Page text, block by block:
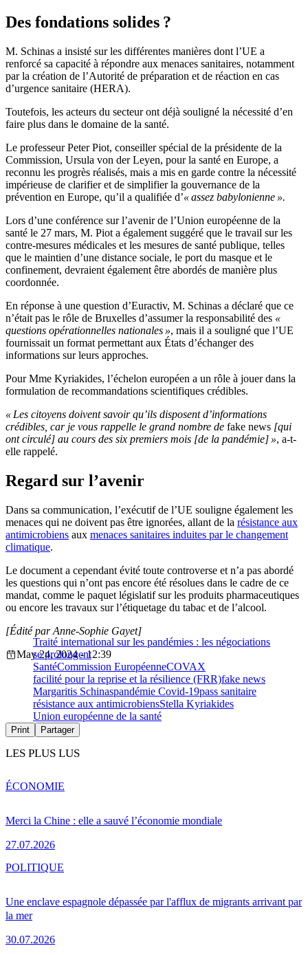
Des fondations solides ?
M. Schinas a insisté sur les différentes manières dont l’UE a
renforcé sa capacité à répondre aux menaces sanitaires, notamment
par la création de l’Autorité de préparation et de réaction en cas
d’urgence sanitaire (HERA).
Toutefois, les acteurs du secteur ont déjà souligné la nécessité d’en
faire plus dans le domaine de la santé.
Le professeur Peter Piot, conseiller spécial de la présidente de la
Commission, Ursula von der Leyen, pour la santé en Europe, a
reconnu les progrès réalisés, mais a mis en garde contre la nécessité
impérieuse de clarifier et de simplifier la gouvernance de la
prévention en Europe, qu’il a qualifiée d’« assez babylonienne ».
Lors d’une conférence sur l’avenir de l’Union européenne de la
santé le 27 mars, M. Piot a également suggéré que le travail sur les
contre-mesures médicales et les mesures de santé publique, telles
que le maintien d’une distance sociale, le port du masque et le
confinement, devraient également être abordés de manière plus
coordonnée.
En réponse à une question d’Euractiv, M. Schinas a déclaré que ce
n’était pas le rôle de Bruxelles d’assumer la responsabilité des «
questions opérationnelles nationales », mais il a souligné que l’UE
fournissait un format permettant aux États d’échanger des
informations sur leurs approches.
Pour Mme Kyriakides, l’échelon européen a un rôle à jouer dans la
formulation de recommandations scientifiques crédibles.
« Les citoyens doivent savoir qu’ils disposent d’informations
crédibles, car je vous rappelle le grand nombre de fake news [qui
ont circulé] au cours des six premiers mois [de la pandémie] », a-t-
elle rappelé.
Regard sur l’avenir
Dans sa communication, l’exécutif de l’UE souligne également les
menaces qui ne doivent pas être ignorées, allant de la résistance aux
antimicrobiens aux menaces sanitaires induites par le changement
climatique.
Le document a cependant évité toute controverse et n’a pas abordé
les questions qui n’ont pas encore été résolues dans le cadre de ce
mandat, comme le paquet législatif sur les produits pharmaceutiques
ou encore les travaux sur l’étiquetage du tabac et de l’alcool.
Traité international sur les pandémies : les négociations
se prolongent
[Édité par Anne-Sophie Gayet]
May 24, 2024 - 12:39
SantéCommission EuropéenneCOVAX
facilité pour la reprise et la résilience (FRR)fake news
Margaritis Schinaspandémie Covid-19pass sanitaire
résistance aux antimicrobiensStella Kyriakides
Union européenne de la santé
Print Partager
LES PLUS LUS
Merci la Chine : elle a sauvé l’économie mondiale
27.07.2026
ÉCONOMIE
Une enclave espagnole dépassée par l'afflux de migrants arrivant par
la mer
30.07.2026
POLITIQUE